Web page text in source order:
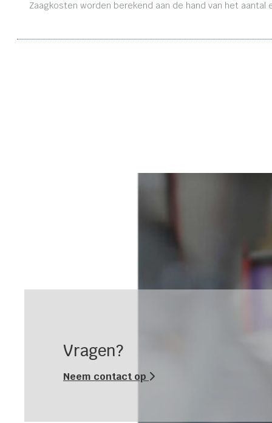
Zaagkosten worden berekend aan de hand van het
Vragen?
Neem contact op